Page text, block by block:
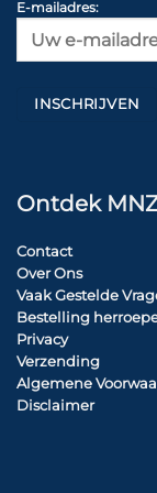
Telefoon :
Meer info
Apotheek
Maastricht 6217
Nederland
Telefoon:
Meer info
E-mailadres:
Ontdek
Contact
Over Ons
Vaak Gestelde
Bestelling
Privacy
Verzending
Algemene
Disclaimer